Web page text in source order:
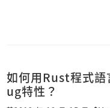
如何用Rust程式
ug特性？